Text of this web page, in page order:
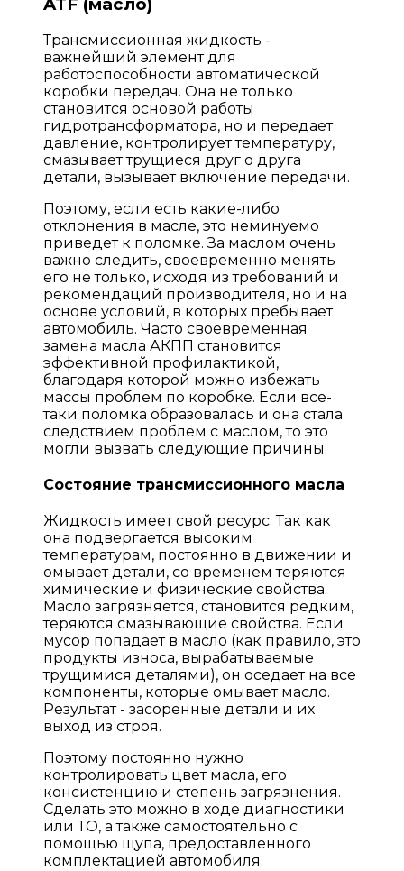
Трансмиссионная жидкость -
важнейший элемент для
работоспособности автоматической
коробки передач. Она не только
становится основой работы
гидротрансформатора, но и передает
давление, контролирует температуру,
смазывает трущиеся друг о друга
детали, вызывает включение передачи.
Поэтому, если есть какие-либо
отклонения в масле, это неминуемо
приведет к поломке. За маслом очень
важно следить, своевременно менять
его не только, исходя из требований и
рекомендаций производителя, но и на
основе условий, в которых пребывает
автомобиль. Часто своевременная
замена масла АКПП становится
эффективной профилактикой,
благодаря которой можно избежать
массы проблем по коробке. Если все-
таки поломка образовалась и она стала
следствием проблем с маслом, то это
могли вызвать следующие причины.
Состояние трансмиссионного масла
Жидкость имеет свой ресурс. Так как
она подвергается высоким
температурам, постоянно в движении и
омывает детали, со временем теряются
химические и физические свойства.
Масло загрязняется, становится редким,
теряются смазывающие свойства. Если
мусор попадает в масло (как правило, это
продукты износа, вырабатываемые
трущимися деталями), он оседает на все
компоненты, которые омывает масло.
Результат - засоренные детали и их
выход из строя.
Поэтому постоянно нужно
контролировать цвет масла, его
консистенцию и степень загрязнения.
Сделать это можно в ходе диагностики
или ТО, а также самостоятельно с
помощью щупа, предоставленного
комплектацией автомобиля.